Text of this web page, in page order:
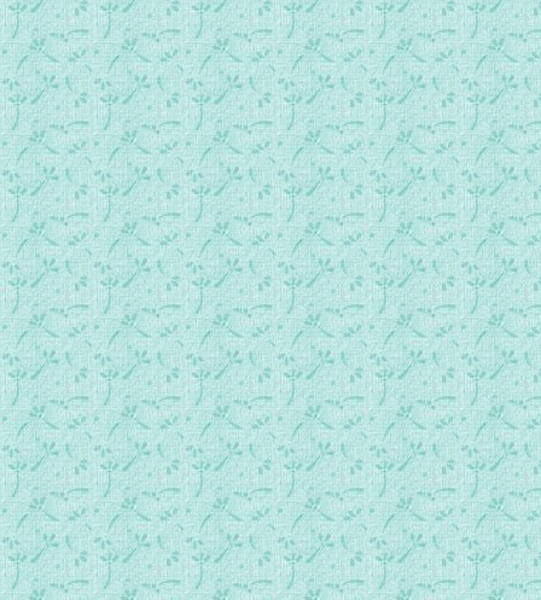
037.复活期第四周星期六.mp3
038.复活期第五周星期日.mp3
039.复活期第五周星期一.mp3
040.复活期第五周星期二.mp3
041.复活期第五周星期三.mp3
042.复活期第五周星期四.mp3
043.复活期第五周星期五.mp3
044.复活期第五周星期六.mp3
045.复活期第六周星期日.mp3
046.复活期第六周星期一.mp3
047.复活期第六周星期二.mp3
048.复活期第六周星期三.mp3
049.复活期第六周星期四.mp3
050.复活期第六周星期五.mp3